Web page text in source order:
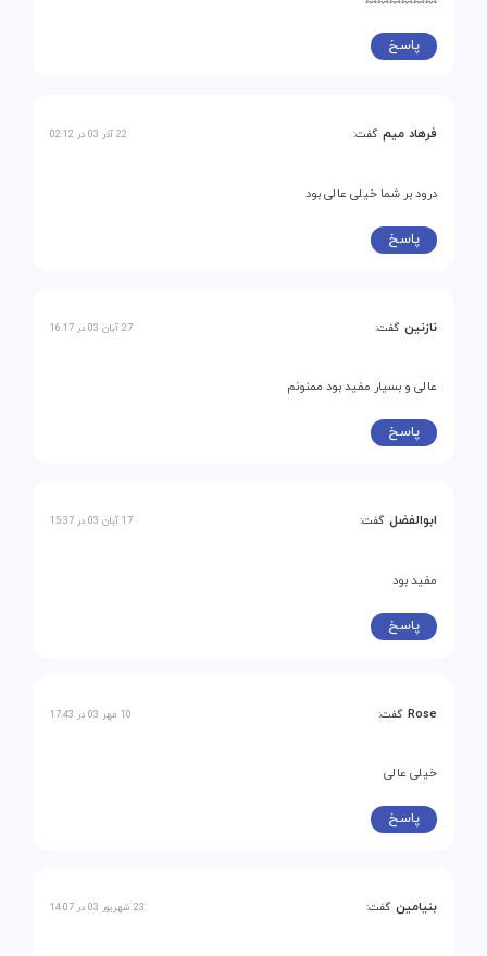
پاسخ
فرهاد میم گفت: 22 آذر 03 در 02:12
درود بر شما خیلی عالی بود
پاسخ
نازنین گفت: 27 آبان 03 در 16:17
عالی و بسیار مفید بود ممنونم
پاسخ
ابوالفضل گفت: 17 آبان 03 در 15:37
مفید بود
پاسخ
Rose گفت: 10 مهر 03 در 17:43
خیلی عالی
پاسخ
بنیامین گفت: 23 شهریور 03 در 14:07